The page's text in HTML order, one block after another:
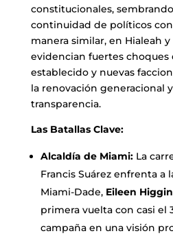
constitucionales,
continuidad de políticos
manera similar, en Hialeah
evidencian fuertes choques
establecido y nuevas
la renovación generacional
transparencia.
Las Batallas Clave:
Alcaldía de Miami:La
Francis Suárez enfrenta a
Miami-Dade, Eileen
primera vuelta con casi el
campaña en una visión